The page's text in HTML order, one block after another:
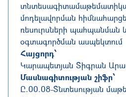
մոդելավորման
ռեսուրսների պահպանման
օգտագործման ասպեկտում
Հայցորդ՝
Կարապետյան Տիգրան
Մասնագիտության շիֆր՝
Ը.00.08-Տնտեսության